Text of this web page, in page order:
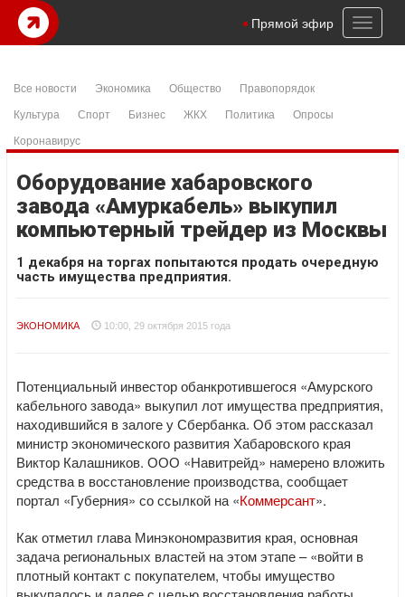
Toggle
Прямой эфир
Все новости Экономика Общество
Правопорядок
Культура
Спорт Бизнес ЖКХ Политика
Опросы
Коронавирус
Оборудование хабаровского
завода «Амуркабель» выкупил
компьютерный трейдер из Москвы
1 декабря на торгах попытаются продать очередную
часть имущества предприятия.
ЭКОНОМИКА 10:00, 29 октября 2015 года
Потенциальный инвестор обанкротившегося «Амурского
кабельного завода» выкупил лот имущества предприятия,
находившийся в залоге у Сбербанка. Об этом рассказал
министр экономического развития Хабаровского края
Виктор Калашников. ООО «Навитрейд» намерено вложить
средства в восстановление производства, сообщает
портал «Губерния» со ссылкой на «Коммерсант».
Как отметил глава Минэкономразвития края, основная
задача региональных властей на этом этапе – «войти в
плотный контакт с покупателем, чтобы имущество